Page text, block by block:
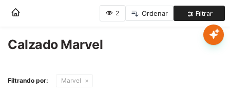
Nota:
este
web
incluye
de
Calzado Marvel
Filtrando por: Marvel
Mujer
Hombre